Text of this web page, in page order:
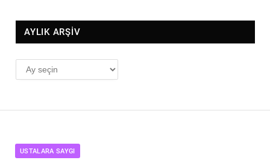
AYLIK ARŞİV
AYLIK
ARŞİV
USTALARA SAYGI